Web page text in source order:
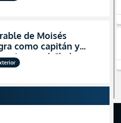
de Moisés
como capitán y
con el Chelsea